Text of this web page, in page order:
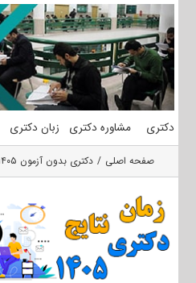
محتوا
دکتری مشاوره دکتری زبان دکتری
صفحه اصلی دکتری بدون آزمون ۱۴۰۵